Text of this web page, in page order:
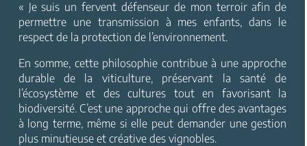
« Je suis un fervent défenseur de mon terroir afin de
permettre une transmission à mes enfants, dans le
respect de la protection de l’environnement.
En somme, cette philosophie contribue à une approche
durable de la viticulture, préservant la santé de
l’écosystème et des cultures tout en favorisant la
biodiversité. C’est une approche qui offre des avantages
à long terme, même si elle peut demander une gestion
plus minutieuse et créative des vignobles.